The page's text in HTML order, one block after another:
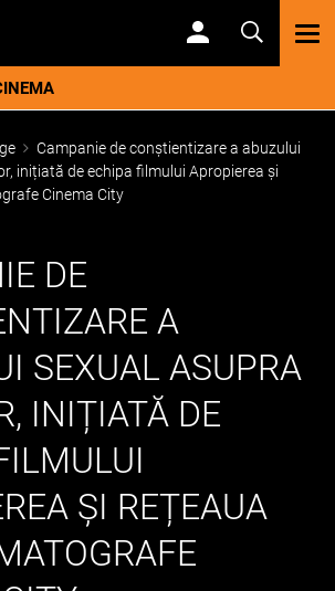
Campanie de conștientizare a abuzului
inițiată de echipa filmului Apropierea și
Cinema City
DE
A
SEXUAL ASUPRA
INIȚIATĂ DE
ȘI REȚEAUA